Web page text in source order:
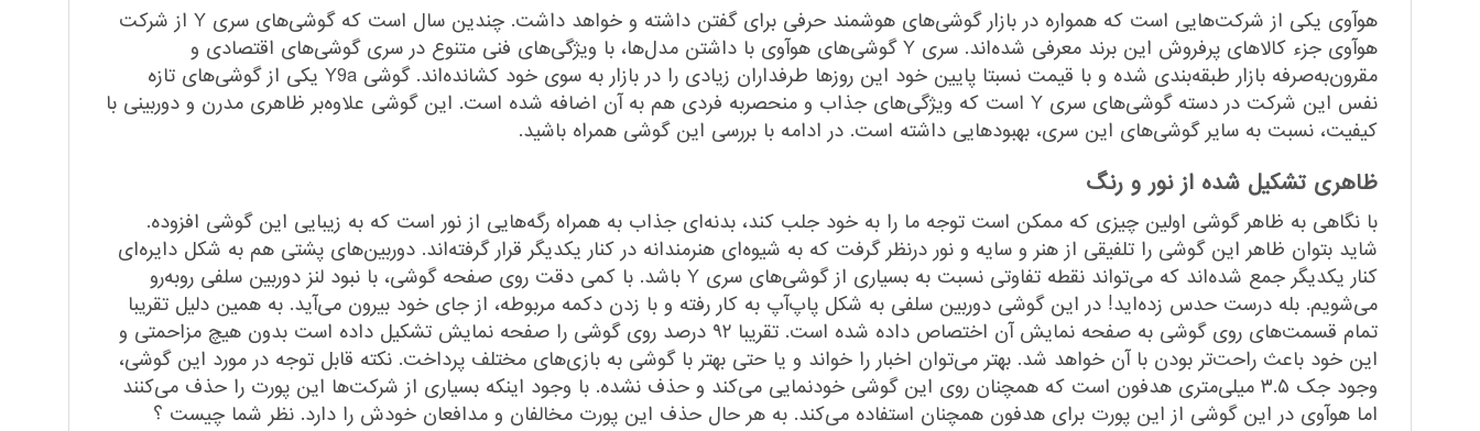
هوآوی یکی از شرکت‌هایی است که همواره در بازار گوشی‌های هوشمند حرفی برای گفتن داشته و خواهد داشت. چندین سال است که گوشی‌های سری Y از شرکت
هوآوی جزء کالاهای پرفروش این برند معرفی شده‌اند. سری Y گوشی‌های هوآوی با داشتن مدل‌ها، با ویژگی‌های فنی متنوع در سری گوشی‌های اقتصادی و
مقرون‌به‌صرفه بازار طبقه‌بندی شده و با قیمت نسبتا پایین خود این روزها طرفداران زیادی را در بازار به سوی خود کشانده‌اند. گوشی Y9a یکی از گوشی‌های تازه
نفس این شرکت در دسته گوشی‌های سری Y است که ویژگی‌های جذاب و منحصربه فردی هم به آن اضافه شده است. این گوشی علاوه‌بر ظاهری مدرن و دوربینی با
کیفیت، نسبت به سایر گوشی‌های این سری، بهبود‌هایی داشته است. در ادامه با بررسی این گوشی همراه باشید.
ظاهری تشکیل شده از نور و رنگ
با نگاهی به ظاهر گوشی اولین چیزی که ممکن است توجه ما را به خود جلب کند، بدنه‌ای جذاب به همراه رگه‌هایی از نور است که به زیبایی این گوشی افزوده.
شاید بتوان ظاهر این گوشی را تلفیقی از هنر و سایه و نور درنظر گرفت که به شیوه‌ای هنرمندانه در کنار یکدیگر قرار گرفته‌اند. دوربین‌های پشتی هم به شکل دایره‌ای
کنار یکدیگر جمع شده‌اند که می‌تواند نقطه تفاوتی نسبت به بسیاری از گوشی‌های سری Y باشد. با کمی دقت روی صفحه گوشی، با نبود لنز دوربین سلفی روبه‌رو
می‌شویم. بله درست حدس زده‌اید! در این گوشی دوربین سلفی به شکل پاپ‌آپ‌ به کار رفته و با زدن دکمه مربوطه، از جای خود بیرون می‌آید. به همین دلیل تقریبا
تمام قسمت‌های روی گوشی به صفحه نمایش آن اختصاص داده شده است. تقریبا ۹۲ درصد روی گوشی را صفحه نمایش تشکیل داده است بدون هیچ مزاحمتی و
این خود باعث راحت‌تر بودن با آن خواهد شد. بهتر می‌توان اخبار را خواند و یا حتی بهتر با گوشی به بازی‌های مختلف پرداخت. نکته قابل توجه در مورد این گوشی،
وجود جک ۳.۵ میلی‌متری هدفون است که همچنان روی این گوشی خودنمایی می‌کند و حذف نشده. با وجود اینکه بسیاری از شرکت‌ها این پورت را حذف می‌کنند
اما هوآوی در این گوشی از این پورت برای هدفون همچنان استفاده می‌کند. به هر حال حذف این پورت مخالفان و مدافعان خودش را دارد. نظر شما چیست ؟